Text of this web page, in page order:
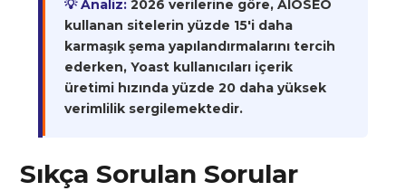
💡 Analiz: 2026 verilerine göre, AIOSEO
kullanan sitelerin yüzde 15'i daha
karmaşık şema yapılandırmalarını tercih
ederken, Yoast kullanıcıları içerik
üretimi hızında yüzde 20 daha yüksek
verimlilik sergilemektedir.
Sıkça Sorulan Sorular